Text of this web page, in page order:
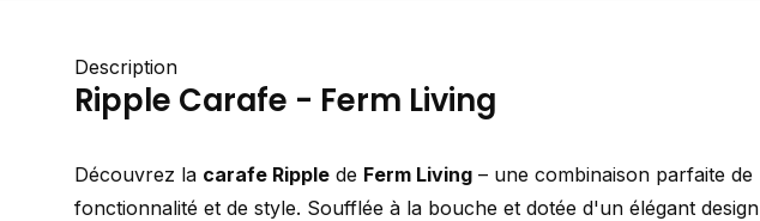
Description
Ripple Carafe - Ferm Living
Découvrez la carafe Ripple de Ferm Living – une combinaison parfaite de
fonctionnalité et de style. Soufflée à la bouche et dotée d'un élégant design